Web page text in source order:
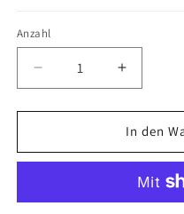
Anzahl
Verringere
die
Menge
Hasbro
Schreibset,
Erhöhe
die
Menge
für
Hasbro
Pig
In den